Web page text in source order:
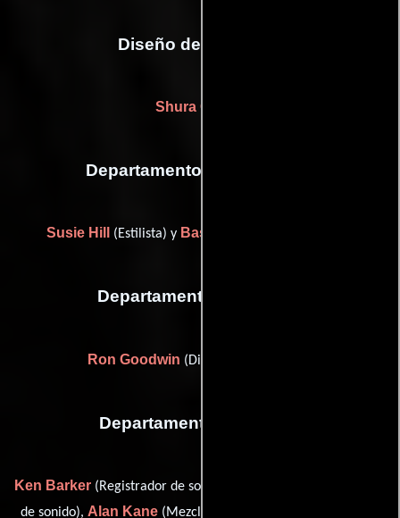
Diseño de vestuario
Shura Cohen
Departamento de maquillaje
Susie Hill (Estilista) y Basil Newall
Departamento de musica
Ron Goodwin (Director de orquesta)
Departamento de sonido
Ken Barker (Registrador de sonido),
de sonido), Alan Kane (Mezclador de sonido),